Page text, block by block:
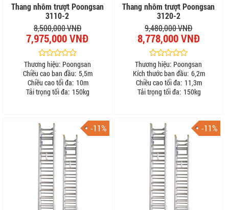
Thang nhôm trượt Poongsan
3110-2
8,500,000 VNĐ
7,975,000 VNĐ
Thương hiệu: Poongsan
Chiều cao ban đầu: 5,5m
Chiều cao tối đa: 10m
Tải trọng tối đa: 150kg
Thang nhôm trượt Poongsan
3120-2
9,480,000 VNĐ
8,778,000 VNĐ
Thương hiệu: Poongsan
Kích thước ban đầu: 6,2m
Chiều cao tối đa: 11,3m
Tải trọng tối đa: 150kg
-11% -11%